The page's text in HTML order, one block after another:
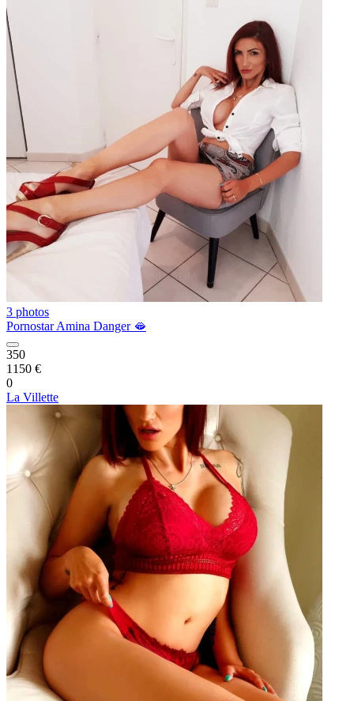
3 photos
Pornostar Amina Danger 🫦
350
1150 €
0
La Villette